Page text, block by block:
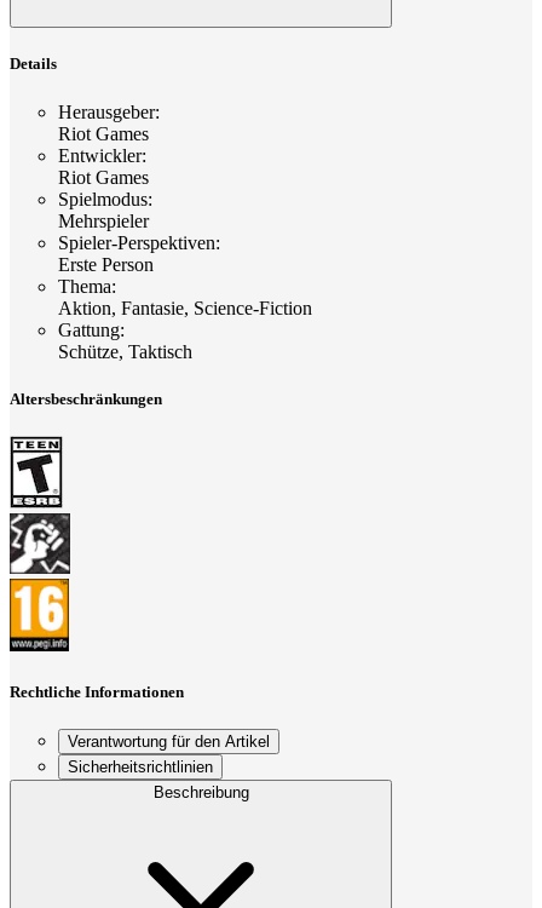
Details
Herausgeber:
Riot Games
Entwickler:
Riot Games
Spielmodus:
Mehrspieler
Spieler-Perspektiven:
Erste Person
Thema:
Aktion, Fantasie, Science-Fiction
Gattung:
Schütze, Taktisch
Altersbeschränkungen
Rechtliche Informationen
Verantwortung für den Artikel
Sicherheitsrichtlinien
Beschreibung